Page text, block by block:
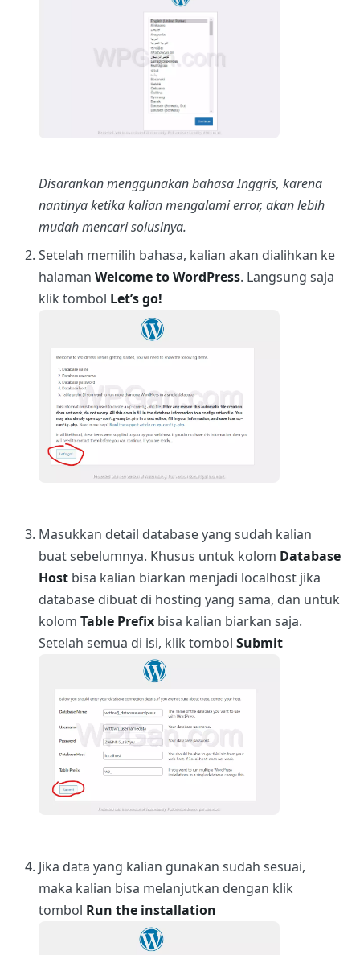
Disarankan menggunakan bahasa Inggris, karena
nantinya ketika kalian mengalami error, akan lebih
mudah mencari solusinya.
Setelah memilih bahasa, kalian akan dialihkan ke
halaman Welcome to WordPress. Langsung saja
klik tombol Let’s go!
Masukkan detail database yang sudah kalian
buat sebelumnya. Khusus untuk kolom Database
Host bisa kalian biarkan menjadi localhost jika
database dibuat di hosting yang sama, dan untuk
kolom Table Prefix bisa kalian biarkan saja.
Setelah semua di isi, klik tombol Submit
Jika data yang kalian gunakan sudah sesuai,
maka kalian bisa melanjutkan dengan klik
tombol Run the installation